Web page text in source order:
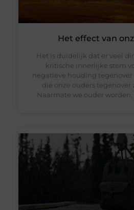
Het effect van
Het is duidelijk dat er veel
kritische innerlijke stem
negatieve houding
die onze ouders tegenover
Naarmate we ouder